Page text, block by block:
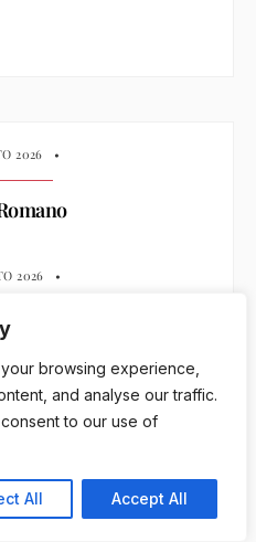
browsing experience,
and analyse our traffic.
to our use of
All Accept All
2026 •
2026 •
rosé della rinascita
2026 •